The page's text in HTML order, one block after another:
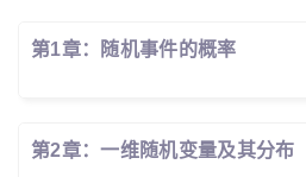
第1章：随机事件的概率
第2章：一维随机变量及其分布